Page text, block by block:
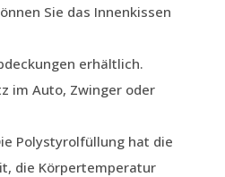
Sie das Innenkissen
erhältlich.
im Auto, Zwinger oder
Polystyrolfüllung hat die
die Körpertemperatur